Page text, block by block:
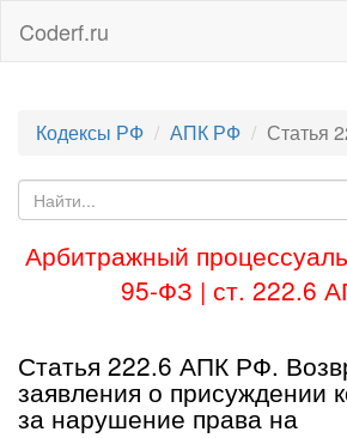
Coderf.ru
Кодексы РФ АПК РФ Статья
Арбитражный
95-ФЗ | ст. 222.6
Статья 222.6 АПК РФ.
заявления о присуждении
за нарушение права на